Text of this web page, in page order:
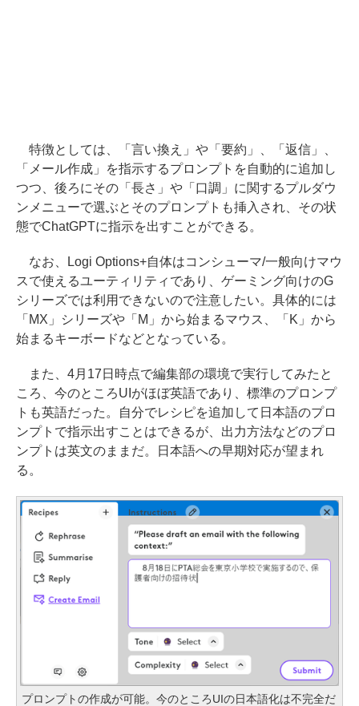
特徴としては、「言い換え」や「要約」、「返信」、
「メール作成」を指示するプロンプトを自動的に追加し
つつ、後ろにその「長さ」や「口調」に関するプルダウ
ンメニューで選ぶとそのプロンプトも挿入され、その状
態でChatGPTに指示を出すことができる。
なお、Logi Options+自体はコンシューマ/一般向けマウ
スで使えるユーティリティであり、ゲーミング向けのG
シリーズでは利用できないので注意したい。具体的には
「MX」シリーズや「M」から始まるマウス、「K」から
始まるキーボードなどとなっている。
また、4月17日時点で編集部の環境で実行してみたと
ころ、今のところUIがほぼ英語であり、標準のプロンプ
トも英語だった。自分でレシピを追加して日本語のプロ
ンプトで指示出すことはできるが、出力方法などのプロ
ンプトは英文のままだ。日本語への早期対応が望まれ
る。
プロンプトの作成が可能。今のところUIの日本語化は不完全だ